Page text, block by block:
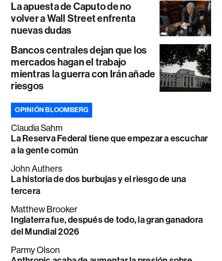
La apuesta de Caputo de no
volver a Wall Street enfrenta
nuevas dudas
Bancos centrales dejan que los
mercados hagan el trabajo
mientras la guerra con Irán añade
riesgos
OPINIÓN BLOOMBERG
Claudia Sahm
La Reserva Federal tiene que empezar a escuchar
a la gente común
John Authers
La historia de dos burbujas y el riesgo de una
tercera
Matthew Brooker
Inglaterra fue, después de todo, la gran ganadora
del Mundial 2026
Parmy Olson